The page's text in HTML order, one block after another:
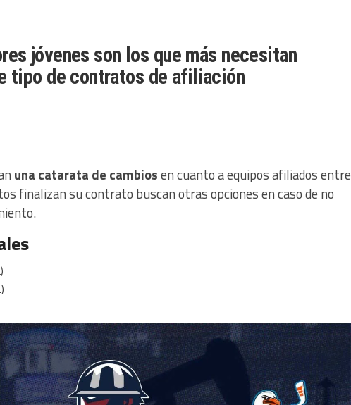
jóvenes son los que más necesitan
tipo de contratos de afiliación
una catarata de cambiosen cuanto a equipos afiliados entre
finalizan su contrato buscan otras opciones en caso de no